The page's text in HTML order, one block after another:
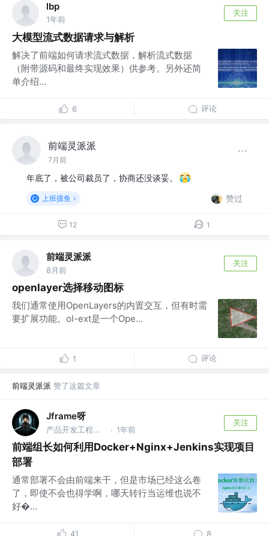
lbp
1年前
关注
大模型流式数据请求与解析
解决了前端如何请求流式数据，解析流式数据
（附带源码和最终实现效果）供参考。另外还简
单介绍...
6 评论
前端灵派派
7月前
年底了，被公司裁员了，协商还没谈妥。
上班摸鱼 赞过
12 1
前端灵派派
8月前
关注
openlayer选择移动图标
我们通常使用OpenLayers的内置交互，但有时需
要扩展功能。ol-ext是一个Ope...
1 评论
前端灵派派 赞了这篇文章
Jframe呀
产品开发工程师 @泰豪软件 · 1年前
关注
前端组长如何利用Docker+Nginx+Jenkins实现项目
部署
通常部署不会由前端来干，但是市场已经这么卷
了，即使不会也得学啊，哪天转行当运维也说不
好...
41 8